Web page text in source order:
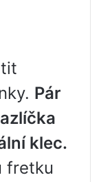
Pár
klec.
fretku